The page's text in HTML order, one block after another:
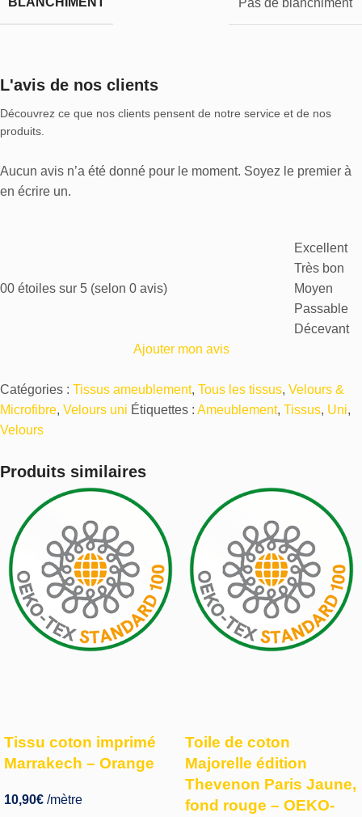
L'avis de nos clients
Découvrez ce que nos clients pensent de notre service et de nos
produits.
Aucun avis n’a été donné pour le moment. Soyez le premier à
en écrire un.
00 étoiles sur 5 (selon 0 avis)
Excellent
Très bon
Moyen
Passable
Décevant
Ajouter mon avis
Catégories : Tissus ameublement, Tous les tissus, Velours &
Microfibre, Velours uni Étiquettes : Ameublement, Tissus, Uni,
Velours
Produits similaires
Tissu coton imprimé
Marrakech – Orange
10,90€ /mètre
Toile de coton
Majorelle édition
Thevenon Paris Jaune,
fond rouge – OEKO-